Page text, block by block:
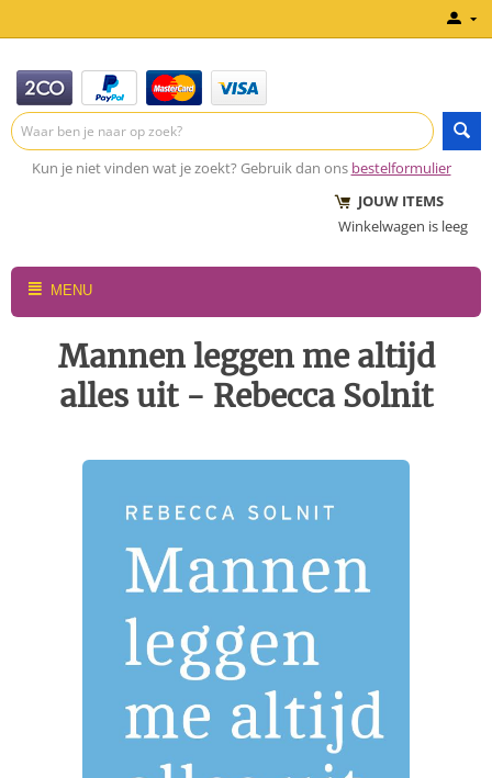
Kun je niet vinden wat je zoekt? Gebruik dan ons bestelformulier
JOUW ITEMS
Winkelwagen is leeg
MENU
Mannen leggen me altijd
alles uit - Rebecca Solnit